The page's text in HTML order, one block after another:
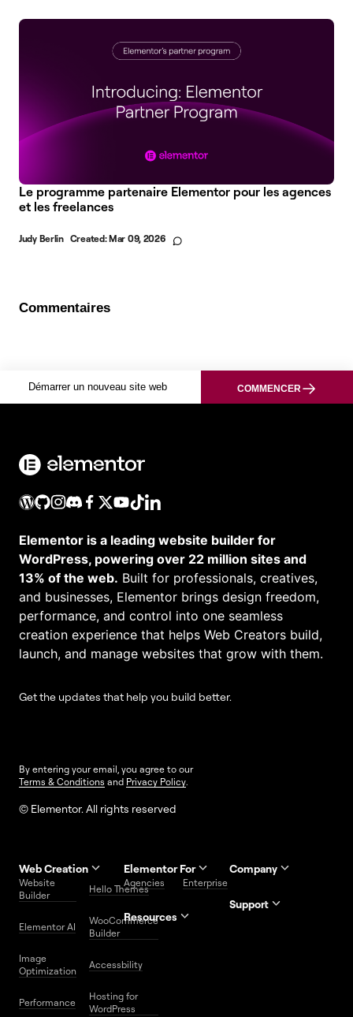
Le programme partenaire Elementor pour les agences
et les freelances
Judy Berlin Created:Mar 09, 2026
Commentaires
Démarrer un nouveau site web COMMENCER
Elementor is a leading website builder for
WordPress, powering over 22 million sites and
13% of the web. Built for professionals, creatives,
and businesses, Elementor brings design freedom,
performance, and control into one seamless
creation experience that helps Web Creators build,
launch, and manage websites that grow with them.
Get the updates that help you build better.
By entering your email, you agree to our
Terms & Conditions and Privacy Policy.
© Elementor. All rights reserved
Web Creation
Website
Builder
Hello Themes
Elementor AI
WooCommerce
Builder
Image
Optimization
Accessbility
Performance
Hosting for
WordPress
Elementor For
Agencies Enterprise
Resources
Website
Free
Elementor
Company
Support